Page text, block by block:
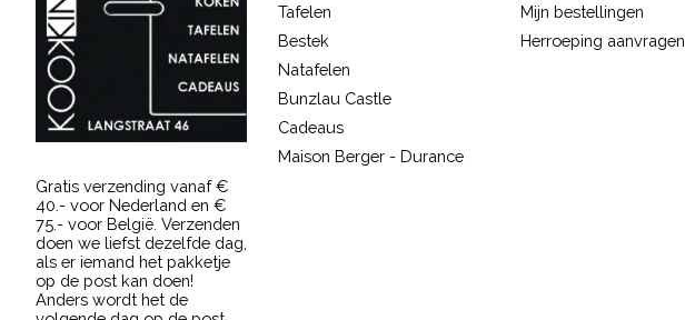
Gratis verzending vanaf €
40.- voor Nederland en €
75.- voor België. Verzenden
doen we liefst dezelfde dag,
als er iemand het pakketje
op de post kan doen!
Anders wordt het de
Tafelen
Bestek
Natafelen
Bunzlau Castle
Cadeaus
Maison Berger - Durance
Mijn bestellingen
Herroeping aanvragen